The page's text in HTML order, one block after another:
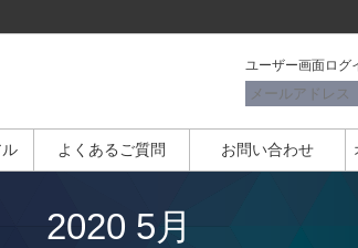
ユーザー画面ログ
よくあるご質問 お問い合わせ
2020 5月